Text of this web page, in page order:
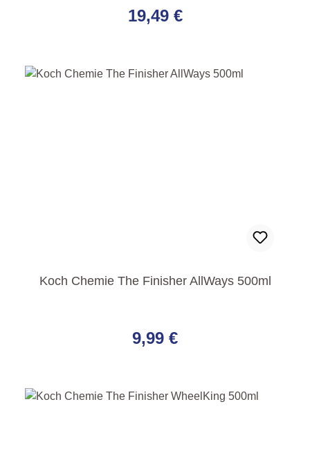
19,49 €
Koch Chemie The Finisher AllWays 500ml
9,99 €